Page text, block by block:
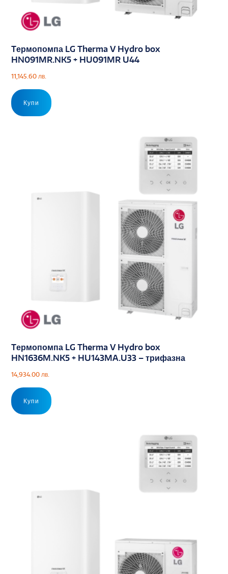
Tермопомпа LG Therma V Hydro box
HN091MR.NK5 + HU091MR U44
11,145.60 лв.
Купи
Tермопомпа LG Therma V Hydro box
HN1636M.NK5 + HU143MA.U33 – трифазна
14,934.00 лв.
Купи